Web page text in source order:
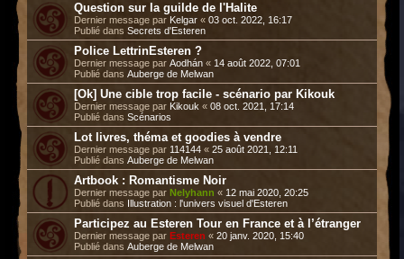
Question sur la guilde de l'Halite
Dernier message par Kelgar « 03 oct. 2022, 16:17
Publié dans Secrets d'Esteren
Police LettrinEsteren ?
Dernier message par Aodhán « 14 août 2022, 07:01
Publié dans Auberge de Melwan
[Ok] Une cible trop facile - scénario par Kikouk
Dernier message par Kikouk « 08 oct. 2021, 17:14
Publié dans Scénarios
Lot livres, théma et goodies à vendre
Dernier message par 114144 « 25 août 2021, 12:11
Publié dans Auberge de Melwan
Artbook : Romantisme Noir
Dernier message par Nelyhann « 12 mai 2020, 20:25
Publié dans
Illustration : l'univers visuel d'Esteren
Participez au Esteren Tour en France et à l’étranger
Dernier message par Esteren « 20 janv. 2020, 15:40
Publié dans Auberge de Melwan